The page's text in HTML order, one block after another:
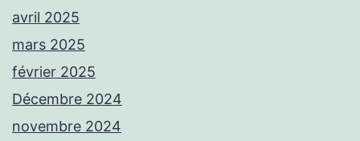
avril 2025
mars 2025
février 2025
Décembre 2024
novembre 2024